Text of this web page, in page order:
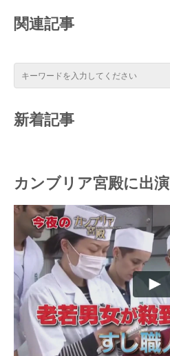
関連記事
新着記事
カンブリア宮殿に出演